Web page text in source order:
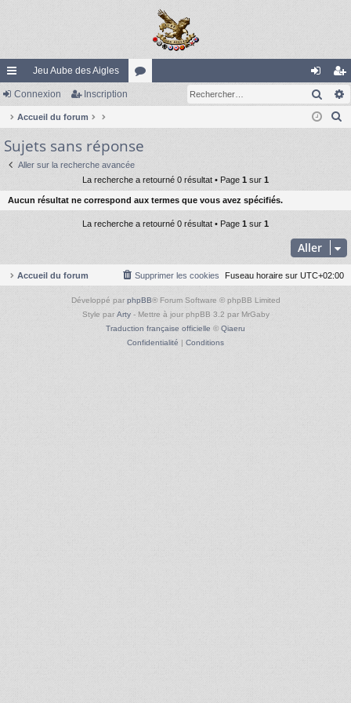
ac
co
ur
ci
s
Jeu Aube des Aigles
m
on
ne
ns
cri
Connexion Inscription
Accueil du forum
h
e
r
Sujets sans réponse
Aller sur la recherche avancée
La recherche a retourné 0 résultat • Page 1 sur 1
Aucun résultat ne correspond aux termes que vous avez spécifiés.
La recherche a retourné 0 résultat • Page 1 sur 1
Aller
Accueil du forum Fuseau horaire sur UTC+02:00
Supprimer les cookies
Développé par phpBB® Forum Software © phpBB Limited
Style par Arty- Mettre à jour phpBB 3.2 par MrGaby
Traduction française officielle © Qiaeru
Confidentialité | Conditions